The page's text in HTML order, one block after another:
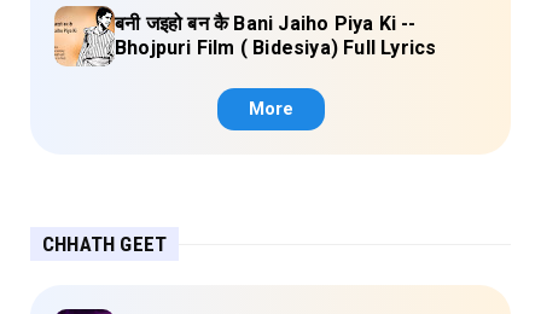
बनी जइहो बन कै Bani Jaiho Piya Ki --
Bhojpuri Film ( Bidesiya) Full Lyrics
More
CHHATH GEET